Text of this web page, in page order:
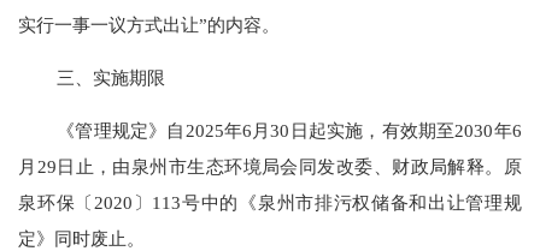
实行一事一议方式出让”的内容。
三、实施期限
《管理规定》自 2025年6月30日起实施，有效期至2030年6
月29日止，由泉州市生态环境局会同发改委、财政局解释。原
泉环保〔 2020〕113号中的 《泉州市排污权储备和出让管理规
定》 同时废止。